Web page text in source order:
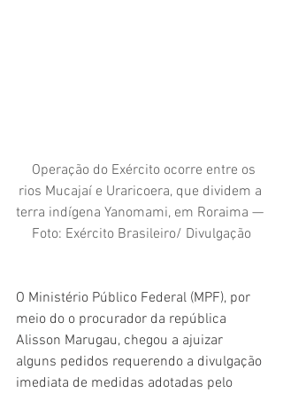
Operação do Exército ocorre entre os
rios Mucajaí e Uraricoera, que dividem a
terra indígena Yanomami, em Roraima —
Foto: Exército Brasileiro/ Divulgação
O Ministério Público Federal (MPF), por
meio do o procurador da república
Alisson Marugau, chegou a ajuizar
alguns pedidos requerendo a divulgação
imediata de medidas adotadas pelo